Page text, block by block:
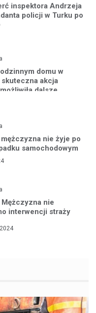
inspektora Andrzeja
policji w Turku po
domu w
akcja
dalsze
się ognia
nie żyje po
samochodowym
nie
interwencji straży